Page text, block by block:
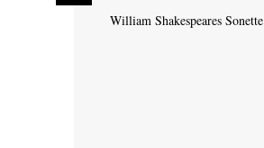
William Shakespeares Sonette